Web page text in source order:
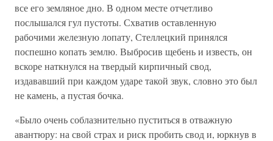
все его земляное дно. В одном месте отчетливо
послышался гул пустоты. Схватив оставленную
рабочими железную лопату, Стеллецкий принялся
поспешно копать землю. Выбросив щебень и известь, он
вскоре наткнулся на твердый кирпичный свод,
издававший при каждом ударе такой звук, словно это был
не камень, а пустая бочка.
«Было очень соблазнительно пуститься в отважную
авантюру: на свой страх и риск пробить свод и, юркнув в